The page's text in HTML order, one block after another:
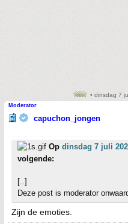
• dinsdag 7
Moderator
capuchon_jongen
Op dinsdag 7 juli
volgende:
[..]
Deze post is moderator
Zijn de emoties.